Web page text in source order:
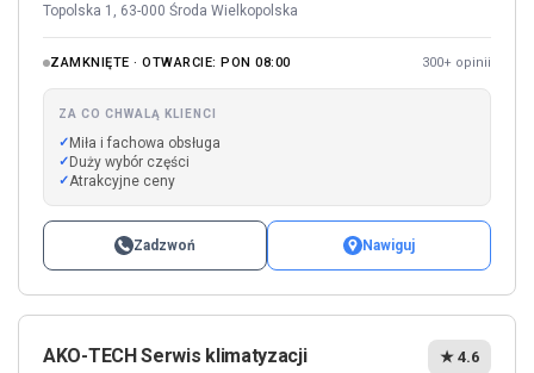
Topolska 1, 63-000 Środa Wielkopolska
ZAMKNIĘTE · OTWARCIE: PON 08:00 300+ opinii
ZA CO CHWALĄ KLIENCI
Miła i fachowa obsługa
Duży wybór części
Atrakcyjne ceny
Zadzwoń Nawiguj
AKO-TECH Serwis klimatyzacji
★ 4.6